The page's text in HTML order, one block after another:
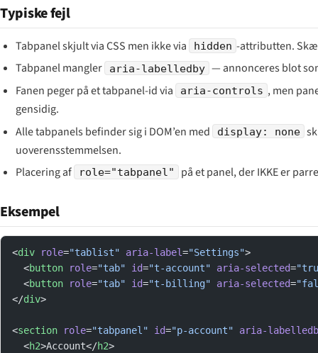
Typiske fejl
Tabpanel skjult via CSS men ikke via hidden -attributten.
Tabpanel mangler
aria-labelledby — annonceres blot
Fanen peger på et tabpanel-id via
aria-controls , men
gensidig.
Alle tabpanels befinder sig i DOM’en med
display: none
uoverensstemmelsen.
Placering af
role="tabpanel" på et panel, der IKKE er
Eksempel
<div role="tablist" aria-label="Settings">
  <
button role="tab" id="t-account" aria-selected=
  <
button role="tab" id="t-billing" aria-selected=
</div>
<section role="tabpanel" id="p-account" aria-
  <
h2>Account</h2>